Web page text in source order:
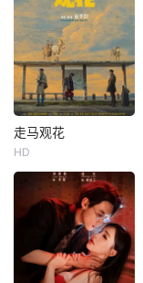
走马观花
HD